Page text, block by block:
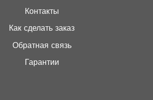
Контакты
Как сделать заказ
Обратная связь
Гарантии